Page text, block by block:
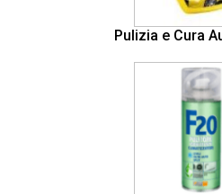
Pulizia e Cura